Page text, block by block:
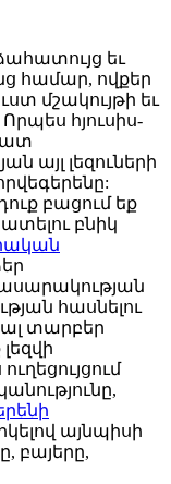
եւ
համար, ովքեր
մշակույթի եւ
հյուսիս-
այլ լեզուների
բացում եք
բնիկ
հասնելու
տարբեր
այնպիսի
բայերը,